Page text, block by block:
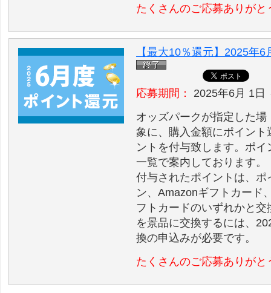
たくさんのご応募ありがと
【最大10％還元】2025年
応募期間：
2025年6月 1日
オッズパークが指定した
象に、購入金額にポイン
ントを付与致します。ポ
一覧で案内しております。
付与されたポイントは、
ン、Amazonギフトカード
フトカードのいずれかと
を景品に交換するには、
換の申込みが必要です。
たくさんのご応募ありがと